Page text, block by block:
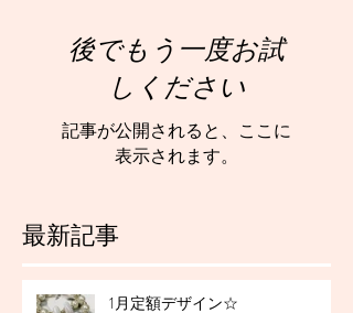
最新記事
後でもう一度お試
しください
記事が公開されると、ここに
表示されます。
1月定額デザイン☆